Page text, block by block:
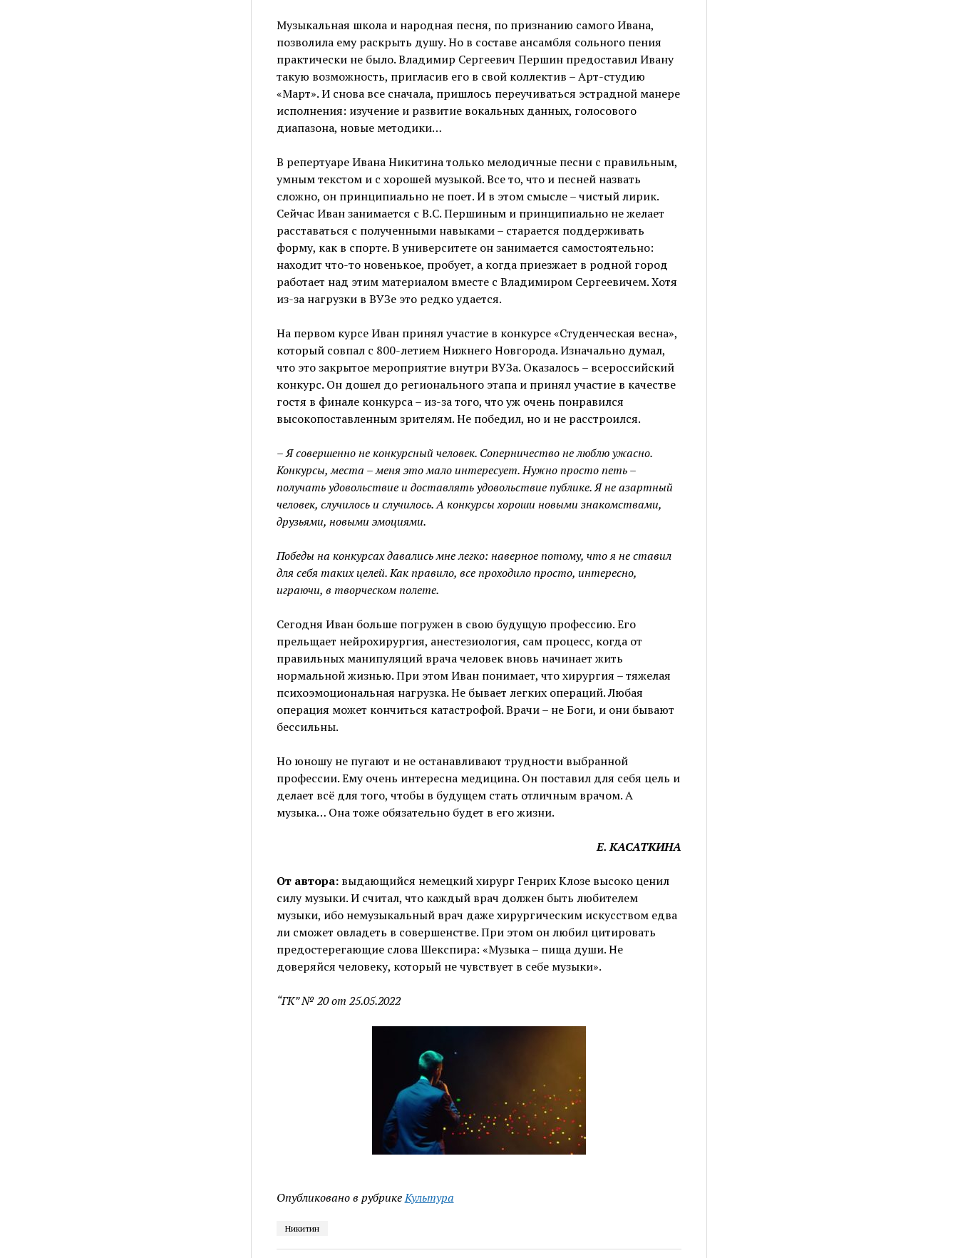
Музыкальная школа и народная песня, по признанию самого Ивана,
позволила ему раскрыть душу. Но в составе ансамбля сольного пения
практически не было. Владимир Сергеевич Першин предоставил Ивану
такую возможность, пригласив его в свой коллектив – Арт-студию
«Март». И снова все сначала, пришлось переучиваться эстрадной манере
исполнения: изучение и развитие вокальных данных, голосового
диапазона, новые методики…
В репертуаре Ивана Никитина только мелодичные песни с правильным,
умным текстом и с хорошей музыкой. Все то, что и песней назвать
сложно, он принципиально не поет. И в этом смысле – чистый лирик.
Сейчас Иван занимается с В.С. Першиным и принципиально не желает
расставаться с полученными навыками – старается поддерживать
форму, как в спорте. В университете он занимается самостоятельно:
находит что-то новенькое, пробует, а когда приезжает в родной город
работает над этим материалом вместе с Владимиром Сергеевичем. Хотя
из-за нагрузки в ВУЗе это редко удается.
На первом курсе Иван принял участие в конкурсе «Студенческая весна»,
который совпал с 800-летием Нижнего Новгорода. Изначально думал,
что это закрытое мероприятие внутри ВУЗа. Оказалось – всероссийский
конкурс. Он дошел до регионального этапа и принял участие в качестве
гостя в финале конкурса – из-за того, что уж очень понравился
высокопоставленным зрителям. Не победил, но и не расстроился.
– Я совершенно не конкурсный человек. Соперничество не люблю ужасно.
Конкурсы, места – меня это мало интересует. Нужно просто петь –
получать удовольствие и доставлять удовольствие публике. Я не азартный
человек, случилось и случилось. А конкурсы хороши новыми знакомствами,
друзьями, новыми эмоциями.
Победы на конкурсах давались мне легко: наверное потому, что я не ставил
для себя таких целей. Как правило, все проходило просто, интересно,
играючи, в творческом полете.
Сегодня Иван больше погружен в свою будущую профессию. Его
прельщает нейрохирургия, анестезиология, сам процесс, когда от
правильных манипуляций врача человек вновь начинает жить
нормальной жизнью. При этом Иван понимает, что хирургия – тяжелая
психоэмоциональная нагрузка. Не бывает легких операций. Любая
операция может кончиться катастрофой. Врачи – не Боги, и они бывают
бессильны.
Но юношу не пугают и не останавливают трудности выбранной
профессии. Ему очень интересна медицина. Он поставил для себя цель и
делает всё для того, чтобы в будущем стать отличным врачом. А
музыка… Она тоже обязательно будет в его жизни.
Е. КАСАТКИНА
От автора:выдающийся немецкий хирург Генрих Клозе высоко ценил
силу музыки. И считал, что каждый врач должен быть любителем
музыки, ибо немузыкальный врач даже хирургическим искусством едва
ли сможет овладеть в совершенстве. При этом он любил цитировать
предостерегающие слова Шекспира: «Музыка – пища души. Не
доверяйся человеку, который не чувствует в себе музыки».
“ГК” № 20 от 25.05.2022
Опубликовано в рубрикеКультура
Никитин